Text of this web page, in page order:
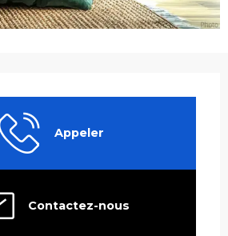
Appeler
Contactez-nous